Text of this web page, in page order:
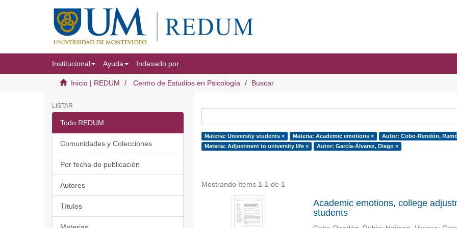
Institucional Ayuda Indexado por
Inicio | REDUM Centro de Estudios en Psicología Buscar
LISTAR
Todo REDUM
Comunidades y Colecciones
Por fecha de publicación
Autores
Títulos
Materia: University students × Materia: Academic emotions ×
Autor: Cobo-Rendón,
Materia: Adjustment to university life ×
Autor: García-Álvarez, Diego ×
Mostrando ítems 1-1 de 1
Academic emotions, college
students